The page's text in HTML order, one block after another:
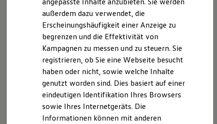
Digitale Extras
Schnittstellen zu Ihrem ID.
Marke und Erlebnis
Volkswagen R und R Experience
R-Modelle
R Experience
Driving Experience
Volkswagen entdecken
Werkbesichtigung
Lifestyle Shop
T-Roc Kollektion
Golf Kollektion
außerdem dazu verwendet, die
Erscheinungshäufigkeit einer Anzeige zu
begrenzen und die Effektivität von
Kampagnen zu messen und zu steuern. Sie
registrieren, ob Sie eine Webseite besucht
haben oder nicht, sowie welche Inhalte
genutzt worden sind. Dies basiert auf einer
eindeutigen Identifikation Ihres Browsers
sowie Ihres Internetgeräts. Die
Informationen können mit anderen